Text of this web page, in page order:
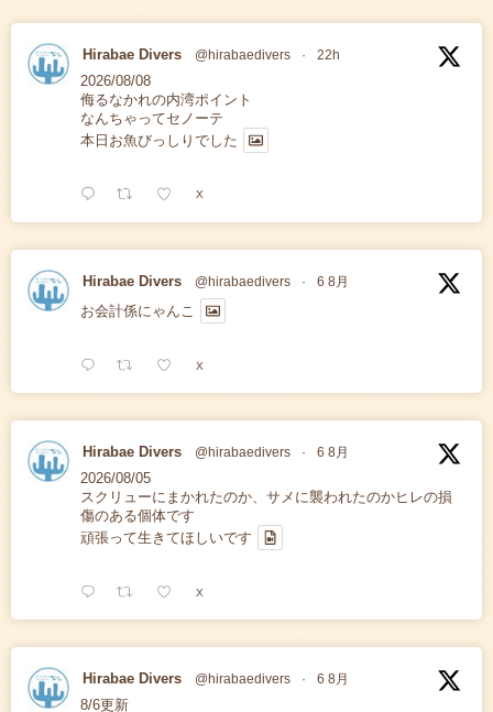
Hirabae Divers @hirabaedivers · 22h
2026/08/08
侮るなかれの内湾ポイント
なんちゃってセノーテ
本日お魚びっしりでした
X
Hirabae Divers @hirabaedivers · 6 8月
お会計係にゃんこ
X
Hirabae Divers @hirabaedivers · 6 8月
2026/08/05
スクリューにまかれたのか、サメに襲われたのかヒレの損
傷のある個体です
頑張って生きてほしいです
X
Hirabae Divers @hirabaedivers · 6 8月
8/6更新